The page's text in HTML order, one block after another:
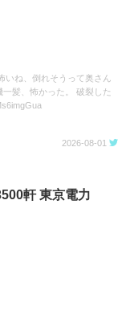
いね、倒れそうって奥さん
髪、怖かった。 破裂した
2026-08-01
軒 東京電力